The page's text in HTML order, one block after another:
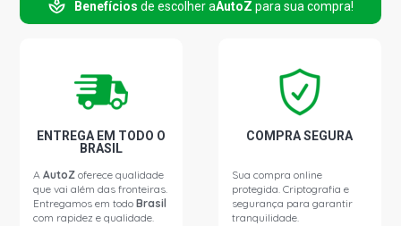
PAJERO SPORT SUV 3.0 24V 6G72 V6 GASOLINA (1998 -
2006)
PAJERO SPORT GLS SUV 3.0 24V V6 GASOLINA (2001 -
PAJERO SPORT HPE SUV 3.0 24V V6 GASOLINA (2001 -
PAJERO SPORT SE SUV 3.0 24V 6G72 V6 GASOLINA
(2002 - 2003)
Benefícios de escolher aAutoZ para sua compra!
ENTREGA EM TODO O
BRASIL
AAutoZ oferece qualidade
que vai além das fronteiras.
Entregamos em todoBrasil
com rapidez e qualidade.
COMPRA SEGURA
Sua compra online
protegida. Criptografia e
segurança para garantir
tranquilidade.